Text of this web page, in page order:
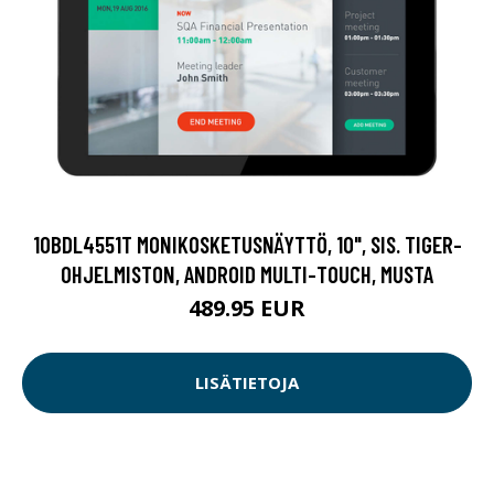
10BDL4551T MONIKOSKETUSNÄYTTÖ, 10", SIS. TIGER-
OHJELMISTON, ANDROID MULTI-TOUCH, MUSTA
489.95 EUR
LISÄTIETOJA